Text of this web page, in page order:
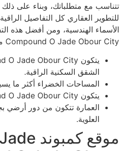
تتناسب مع متطلباتك، وبناء على
للتطوير العقاري كل التفاصيل
الأسماء الهندسية، ومن أفضل هذه
Compound O Jade Obour City ما يلي:
الشقق السكنية الراقية.
المساحات الخضراء أكثر ما
يتكون Compound O Jade Obour City من 9 عمائر.
العمارة تتكون من دور أرضي
العلوية.